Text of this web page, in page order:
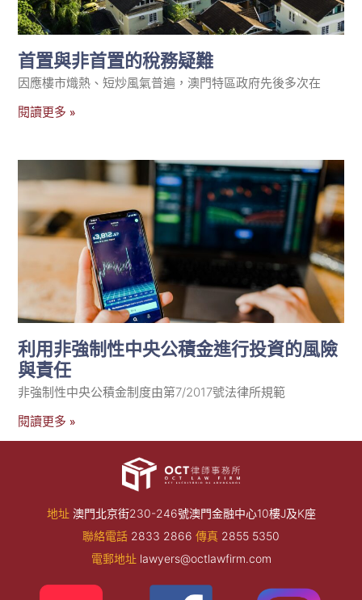
首置與非首置的稅務疑難
因應樓市熾熱、短炒風氣普遍，澳門特區政府先後多次在
閱讀更多 »
利用非強制性中央公積金進行投資的風險
與責任
非強制性中央公積金制度由第7/2017號法律所規範
閱讀更多 »
地址 澳門北京街230-246號澳門金融中心10樓J及K座
聯絡電話 2833 2866 傳真 2855 5350
電郵地址 lawyers@octlawfirm.com